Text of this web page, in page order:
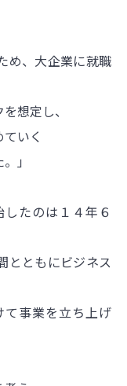
め、大企業に就職
想定し、
いく
」
たのは１４年６
とともにビジネス
事業を立ち上げ